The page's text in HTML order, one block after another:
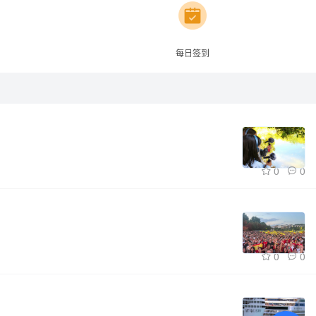
每日签到
0 0
0 0